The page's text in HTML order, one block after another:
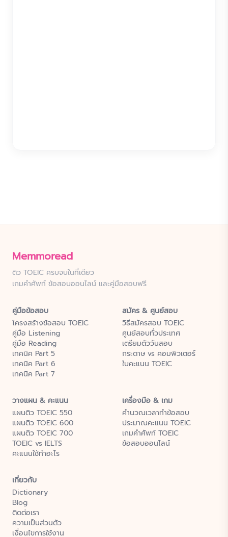
Memmoread
ติว TOEIC ครบจบในที่เดียว
เกมคำศัพท์ ข้อสอบออนไลน์ และคู่มือสอบฟรี
คู่มือข้อสอบ
โครงสร้างข้อสอบ TOEIC
คู่มือ Listening
คู่มือ Reading
เทคนิค Part 5
เทคนิค Part 6
เทคนิค Part 7
สมัคร & ศูนย์สอบ
วิธีสมัครสอบ TOEIC
ศูนย์สอบทั่วประเทศ
เตรียมตัววันสอบ
กระดาษ vs คอมพิวเตอร์
ใบคะแนน TOEIC
วางแผน & คะแนน
แผนติว TOEIC 550
แผนติว TOEIC 600
แผนติว TOEIC 700
TOEIC vs IELTS
คะแนนใช้ทำอะไร
เครื่องมือ & เกม
คำนวณเวลาทำข้อสอบ
ประมาณคะแนน TOEIC
เกมคำศัพท์ TOEIC
ข้อสอบออนไลน์
เกี่ยวกับ
Dictionary
Blog
ติดต่อเรา
ความเป็นส่วนตัว
เงื่อนไขการใช้งาน